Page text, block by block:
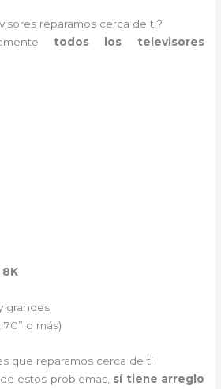
reparamos cerca de ti?
todos los televisores
8K
grandes
70” o más)
que reparamos cerca de ti
estos problemas, sí tiene arreglo